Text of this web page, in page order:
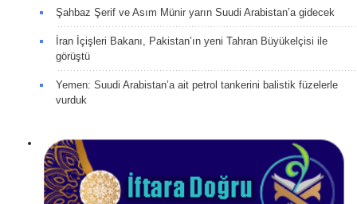
Şahbaz Şerif ve Asım Münir yarın Suudi Arabistan’a gidecek
İran İçişleri Bakanı, Pakistan’ın yeni Tahran Büyükelçisi ile
görüştü
Yemen: Suudi Arabistan’a ait petrol tankerini balistik füzelerle
vurduk